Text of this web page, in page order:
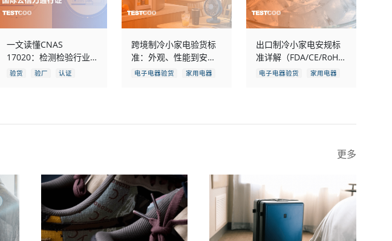
一文读懂CNAS
17020：检测检验行业
的“国际公信力通行证”
验货 验厂 认证
跨境制冷小家电验货标
准：外观、性能到安全
测试全解析
电子电器验货 家用电器
出口制冷小家电安规标
准详解（FDA/CE/RoHS
合规要点）
电子电器验货 家用电器
更多